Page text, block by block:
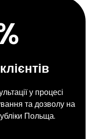
у процесі
та дозволу на
Польща.